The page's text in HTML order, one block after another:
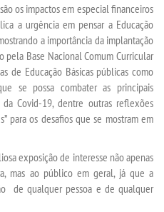
os impactos em especial financeiros
a urgência em pensar a Educação
a importância da implantação
pela Base Nacional Comum Curricular
de Educação Básicas públicas como
se possa combater as principais
da Covid-19, dentre outras reflexões
para os desafios que se mostram em
exposição de interesse não apenas
mas ao público em geral, já que a
de qualquer pessoa e de qualquer